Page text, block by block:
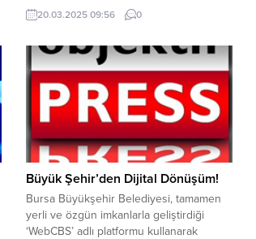
medya hesabına yasal inceleme başladı.
Yapılan incelemelerde 37 şüpheli
Yerlikaya operasyonu sosyal medya
hesabından açıkladı. Siber Suçlarla
Mücadele Daire Başkanlığı ve Güvenlik
Daire Başkanlığı tarafından yapılan
operasyonlarda 106 kişi hakkında...
20.03.2025 09:56 0
Büyük Şehir’den Dijital Dönüşüm!
Bursa Büyükşehir Belediyesi, tamamen
yerli ve özgün imkanlarla geliştirdiği
‘WebCBS’ adlı platformu kullanarak